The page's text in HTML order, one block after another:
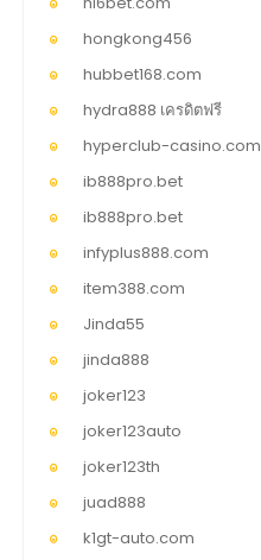
hongkong456
hubbet168.com
hydra888 เครดิตฟรี
hyperclub-casino.com
ib888pro.bet
ib888pro.bet
infyplus888.com
item388.com
Jinda55
jinda888
joker123
joker123auto
joker123th
juad888
k1gt-auto.com